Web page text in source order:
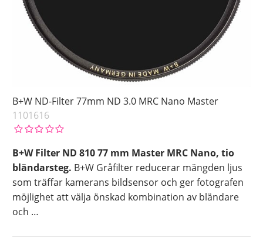
B+W ND-Filter 77mm ND 3.0 MRC Nano Master
1101616
B+W Filter ND 810 77 mm Master MRC Nano, tio
bländarsteg. B+W Gråfilter reducerar mängden ljus
som träffar kamerans bildsensor och ger fotografen
möjlighet att välja önskad kombination av bländare
och …